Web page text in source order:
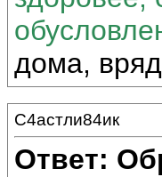
дома,
С4астли84ик
Ответ: